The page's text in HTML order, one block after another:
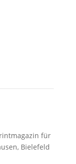
für
Bielefeld